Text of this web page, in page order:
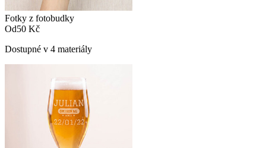
Fotky z fotobudky
Od50 Kč
Dostupné v 4 materiály